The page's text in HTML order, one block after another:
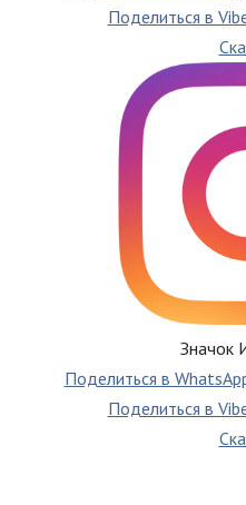
Поделиться в
Значок
Поделиться в
Поделиться в